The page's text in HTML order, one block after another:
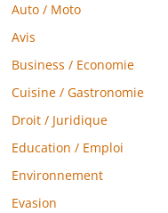
Auto / Moto
Avis
Business / Economie
Cuisine / Gastronomie
Droit / Juridique
Education / Emploi
Environnement
Evasion